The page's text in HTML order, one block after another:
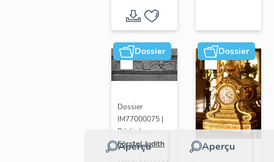
Dossier
Aperçu
Dossier
IM77000075 |
Réalisé par
Förstel Judith
Dossier
Aperçu